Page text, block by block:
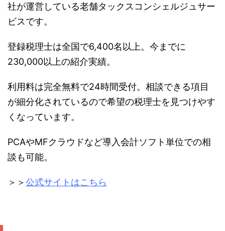
社が運営している老舗タックスコンシェルジュサー
ビスです。
登録税理士は全国で6,400名以上。今までに
230,000以上の紹介実績。
利用料は完全無料で24時間受付。相談できる項目
が細分化されているので希望の税理士を見つけやす
くなっています。
PCAやMFクラウドなど導入会計ソフト単位での相
談も可能。
＞＞公式サイトはこちら